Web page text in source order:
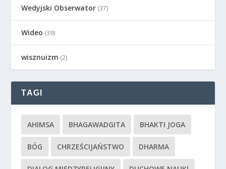
Wedyjski Obserwator (37)
Wideo (39)
wisznuizm (2)
TAGI
AHIMSA BHAGAWADGITA BHAKTI JOGA
BÓG CHRZEŚCIJAŃSTWO DHARMA